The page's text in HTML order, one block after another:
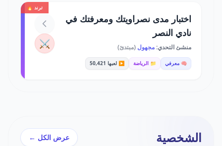
ترند 🔥
اختبار مدى نصراويتك ومعرفتك في
نادي النصر
منشئ التحدي:مجهول (مبتدئ)
🧠 معرفي 📁 الرياضة ▶️ لعبها 50,421
⚔️
الشخصية عرض الكل ←